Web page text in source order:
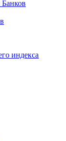
индекса